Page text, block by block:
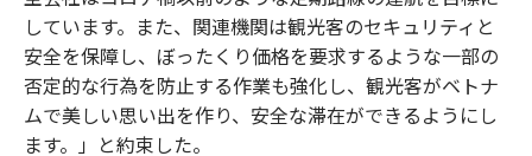
しています。また、関連機関は観光客のセキュリティと
安全を保障し、ぼったくり価格を要求するような一部の
否定的な行為を防止する作業も強化し、観光客がベトナ
ムで美しい思い出を作り、安全な滞在ができるようにし
ます。」と約束した。